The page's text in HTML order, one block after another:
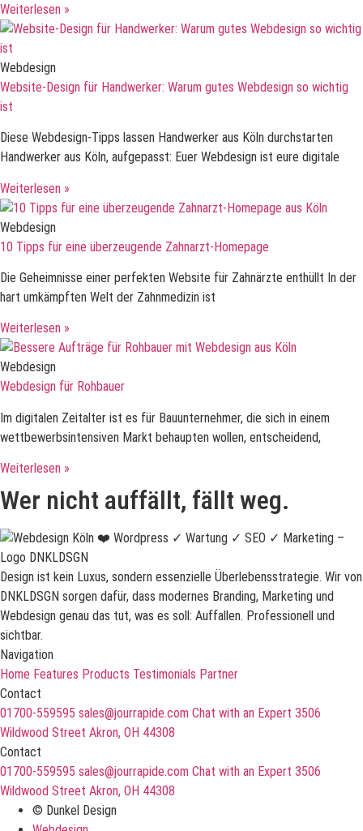
Weiterlesen »
Webdesign
Website-Design für Handwerker: Warum gutes Webdesign so wichtig
ist
Diese Webdesign-Tipps lassen Handwerker aus Köln durchstarten
Handwerker aus Köln, aufgepasst: Euer Webdesign ist eure digitale
Weiterlesen »
Webdesign
10 Tipps für eine überzeugende Zahnarzt-Homepage
Die Geheimnisse einer perfekten Website für Zahnärzte enthüllt In der
hart umkämpften Welt der Zahnmedizin ist
Weiterlesen »
Webdesign
Webdesign für Rohbauer
Im digitalen Zeitalter ist es für Bauunternehmer, die sich in einem
wettbewerbsintensiven Markt behaupten wollen, entscheidend,
Weiterlesen »
Wer nicht auffällt, fällt weg.
Design ist kein Luxus, sondern essenzielle Überlebensstrategie. Wir von
DNKLDSGN sorgen dafür, dass modernes Branding, Marketing und
Webdesign genau das tut, was es soll: Auffallen. Professionell und
sichtbar.
Navigation
Home Features Products Testimonials Partner
Contact
01700-559595 sales@jourrapide.com Chat with an Expert 3506
Wildwood Street Akron, OH 44308
Contact
01700-559595 sales@jourrapide.com Chat with an Expert 3506
Wildwood Street Akron, OH 44308
© Dunkel Design